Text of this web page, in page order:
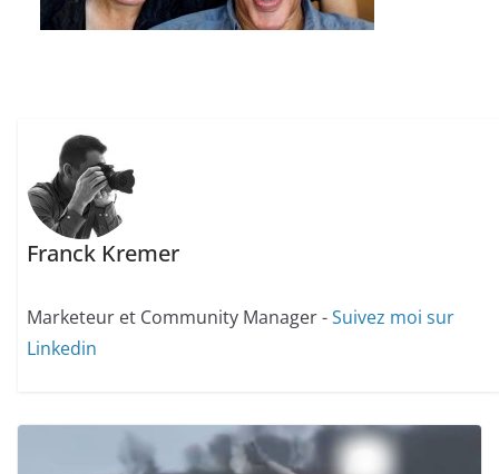
Franck Kremer
Marketeur et Community Manager -Suivez moi sur
Linkedin